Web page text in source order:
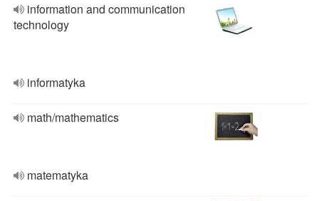
information and communication
technology
informatyka
math/mathematics
matematyka